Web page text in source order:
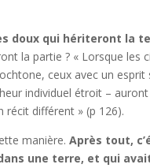
doux qui hériteront la
la partie ? « Lorsque les
ceux avec un esprit
individuel étroit –
récit différent » (p 126).
manière.Après tout,
une terre, et qui